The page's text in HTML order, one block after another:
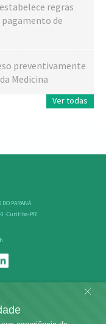
regras
pagamento de
preventivamente
Medicina
Ver todas
DO PARANÁ
-Curitiba-PR